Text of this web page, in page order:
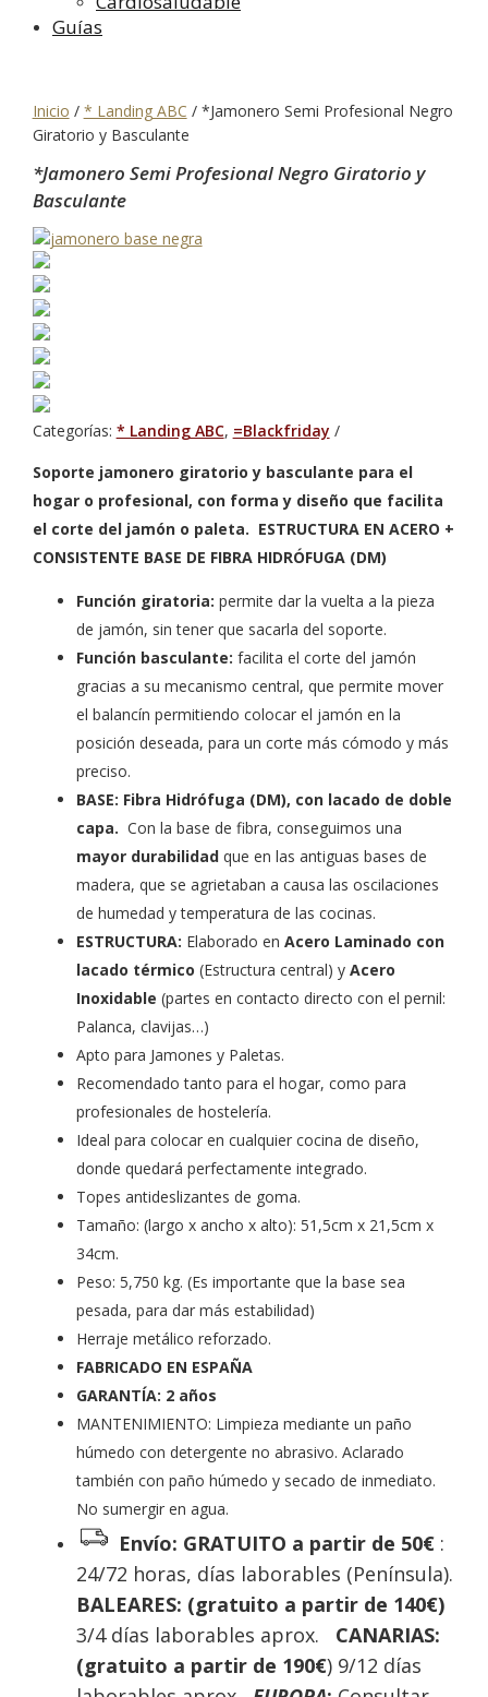
Guías
Inicio / * Landing ABC / *Jamonero Semi Profesional Negro
Giratorio y Basculante
*Jamonero Semi Profesional Negro Giratorio y
Basculante
Categorías: * Landing ABC, =Blackfriday
Soporte jamonero giratorio y basculante para el
hogar o profesional, con forma y diseño que facilita
el corte del jamón o paleta. ESTRUCTURA EN ACERO +
CONSISTENTE BASE DE FIBRA HIDRÓFUGA (DM)
Función giratoria: permite dar la vuelta a la pieza
de jamón, sin tener que sacarla del soporte.
Función basculante: facilita el corte del jamón
gracias a su mecanismo central, que permite mover
el balancín permitiendo colocar el jamón en la
posición deseada, para un corte más cómodo y más
preciso.
BASE: Fibra Hidrófuga (DM), con lacado de doble
capa. Con la base de fibra, conseguimos una
mayor durabilidadque en las antiguas bases de
madera, que se agrietaban a causa las oscilaciones
de humedad y temperatura de las cocinas.
ESTRUCTURA: Elaborado en Acero Laminado con
lacado térmico (Estructura central) y Acero
Inoxidable (partes en contacto directo con el pernil:
Palanca, clavijas…)
Apto para Jamones y Paletas.
Recomendado tanto para el hogar, como para
profesionales de hostelería.
Ideal para colocar en cualquier cocina de diseño,
donde quedará perfectamente integrado.
Topes antideslizantes de goma.
Tamaño: (largo x ancho x alto): 51,5cm x 21,5cm x
34cm.
Peso: 5,750 kg. (Es importante que la base sea
pesada, para dar más estabilidad)
Herraje metálico reforzado.
FABRICADO EN ESPAÑA
GARANTÍA: 2 años
MANTENIMIENTO: Limpieza mediante un paño
húmedo con detergente no abrasivo. Aclarado
también con paño húmedo y secado de inmediato.
No sumergir en agua.
Envío: GRATUITO a partir de 50€:
24/72 horas, días laborables (Península).
BALEARES: (gratuito a partir de 140€)
3/4 días laborables aprox. CANARIAS:
(gratuito a partir de 190€) 9/12 días